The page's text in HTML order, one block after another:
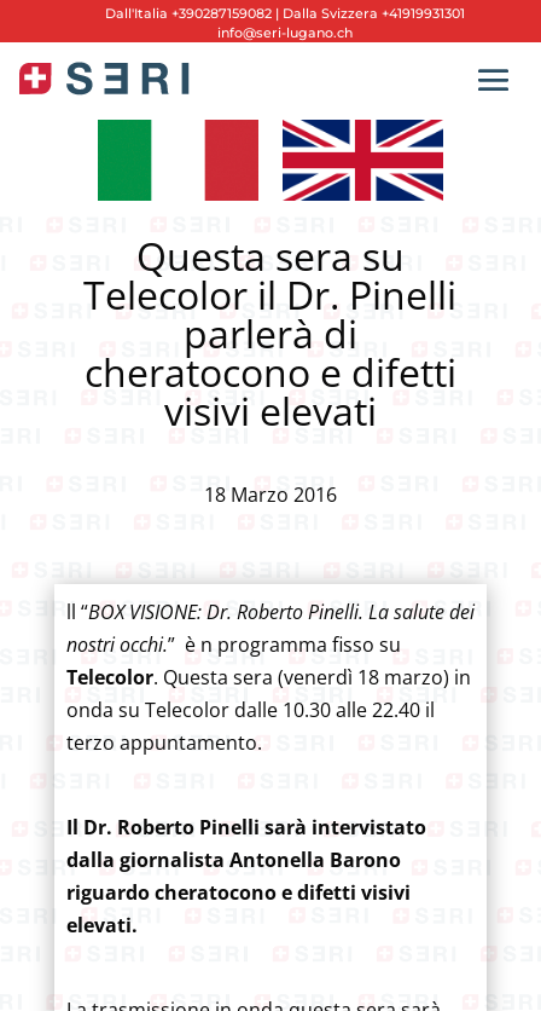
Dall'Italia +390287159082 | Dalla Svizzera +41919931301
info@seri-lugano.ch
Questa sera su
Telecolor il Dr. Pinelli
parlerà di
cheratocono e difetti
visivi elevati
18 Marzo 2016
ll “BOX VISIONE: Dr. Roberto Pinelli. La salute dei
nostri occhi.” è n programma fisso su
Telecolor. Questa sera (venerdì 18 marzo) in
onda su Telecolor dalle 10.30 alle 22.40 il
terzo appuntamento.
Il Dr. Roberto Pinelli sarà intervistato
dalla giornalista Antonella Barono
riguardo cheratocono e difetti visivi
elevati.